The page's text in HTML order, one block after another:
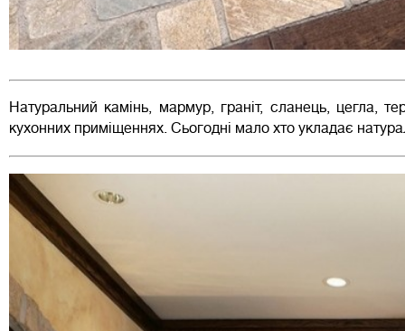
Натуральний камінь, мармур, граніт, сланець, цегла,
кухонних приміщеннях. Сьогодні мало хто укладає